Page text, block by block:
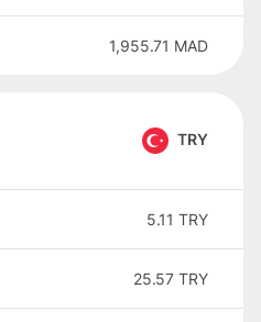
1,955.71 MAD
TRY
5.11 TRY
25.57 TRY